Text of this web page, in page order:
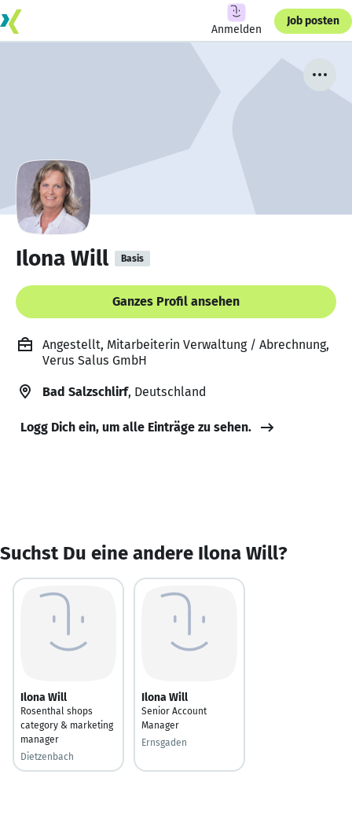
Anmelden
Job posten
Ilona Will Basis
Ganzes Profil ansehen
Angestellt, Mitarbeiterin Verwaltung / Abrechnung,
Verus Salus GmbH
Bad Salzschlirf, Deutschland
Logg Dich ein, um alle Einträge zu sehen.
Suchst Du eine andere Ilona Will?
Ilona Will
Rosenthal shops
category & marketing
manager
Dietzenbach
Ilona Will
Senior Account
Manager
Ernsgaden